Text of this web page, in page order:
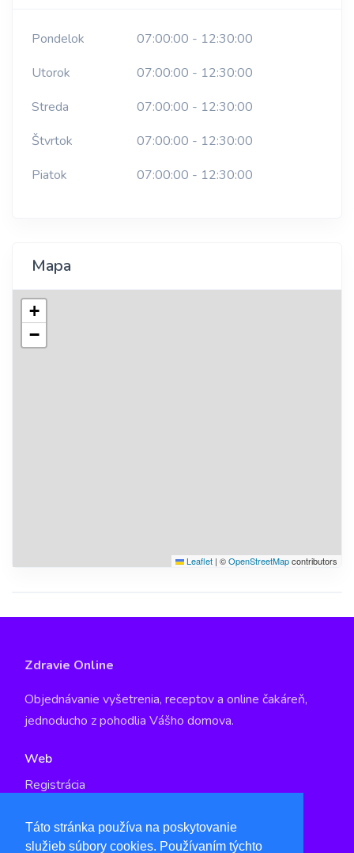
Táto stránka používa na poskytovanie
služieb súbory cookies. Používaním týchto
Pondelok
07:00:00 - 12:30:00
Utorok
07:00:00 - 12:30:00
Streda
07:00:00 - 12:30:00
Štvrtok
07:00:00 - 12:30:00
Piatok
07:00:00 - 12:30:00
Mapa
+
−
Leaflet | ©OpenStreetMapcontributors
Zdravie Online
Objednávanie vyšetrenia, receptov a online čakáreň,
jednoducho z pohodlia Vášho domova.
Web
Registrácia